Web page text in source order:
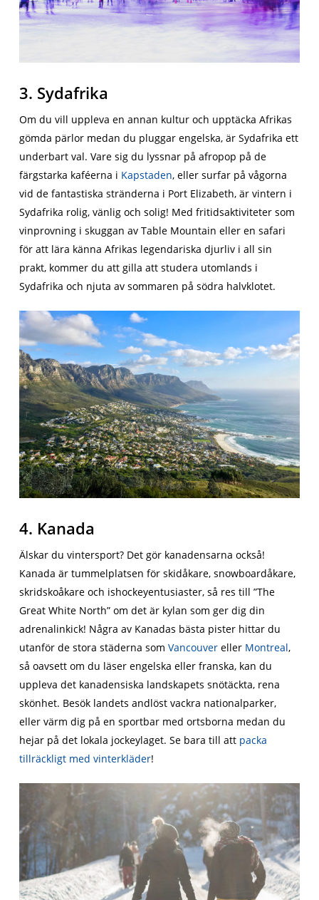
3. Sydafrika
Om du vill uppleva en annan kultur och upptäcka Afrikas
gömda pärlor medan du pluggar engelska, är Sydafrika ett
underbart val. Vare sig du lyssnar på afropop på de
färgstarka kaféerna i Kapstaden, eller surfar på vågorna
vid de fantastiska stränderna i Port Elizabeth, är vintern i
Sydafrika rolig, vänlig och solig! Med fritidsaktiviteter som
vinprovning i skuggan av Table Mountain eller en safari
för att lära känna Afrikas legendariska djurliv i all sin
prakt, kommer du att gilla att studera utomlands i
Sydafrika och njuta av sommaren på södra halvklotet.
4. Kanada
Älskar du vintersport? Det gör kanadensarna också!
Kanada är tummelplatsen för skidåkare, snowboardåkare,
skridskoåkare och ishockeyentusiaster, så res till ”The
Great White North” om det är kylan som ger dig din
adrenalinkick! Några av Kanadas bästa pister hittar du
utanför de stora städerna som Vancouvereller Montreal,
så oavsett om du läser engelska eller franska, kan du
uppleva det kanadensiska landskapets snötäckta, rena
skönhet. Besök landets andlöst vackra nationalparker,
eller värm dig på en sportbar med ortsborna medan du
hejar på det lokala jockeylaget. Se bara till att packa
tillräckligt med vinterkläder!